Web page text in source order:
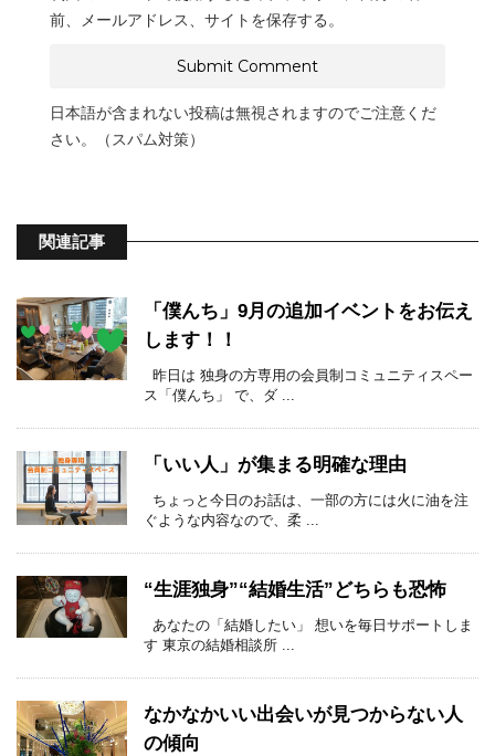
前、メールアドレス、サイトを保存する。
日本語が含まれない投稿は無視されますのでご注意くだ
さい。（スパム対策）
関連記事
「僕んち」9月の追加イベントをお伝え
します！！
昨日は 独身の方専用の会員制コミュニティスペー
ス「僕んち」 で、ダ ...
「いい人」が集まる明確な理由
ちょっと今日のお話は、一部の方には火に油を注
ぐような内容なので、柔 ...
“生涯独身”“結婚生活”どちらも恐怖
あなたの「結婚したい」 想いを毎日サポートしま
す 東京の結婚相談所 ...
なかなかいい出会いが見つからない人
の傾向